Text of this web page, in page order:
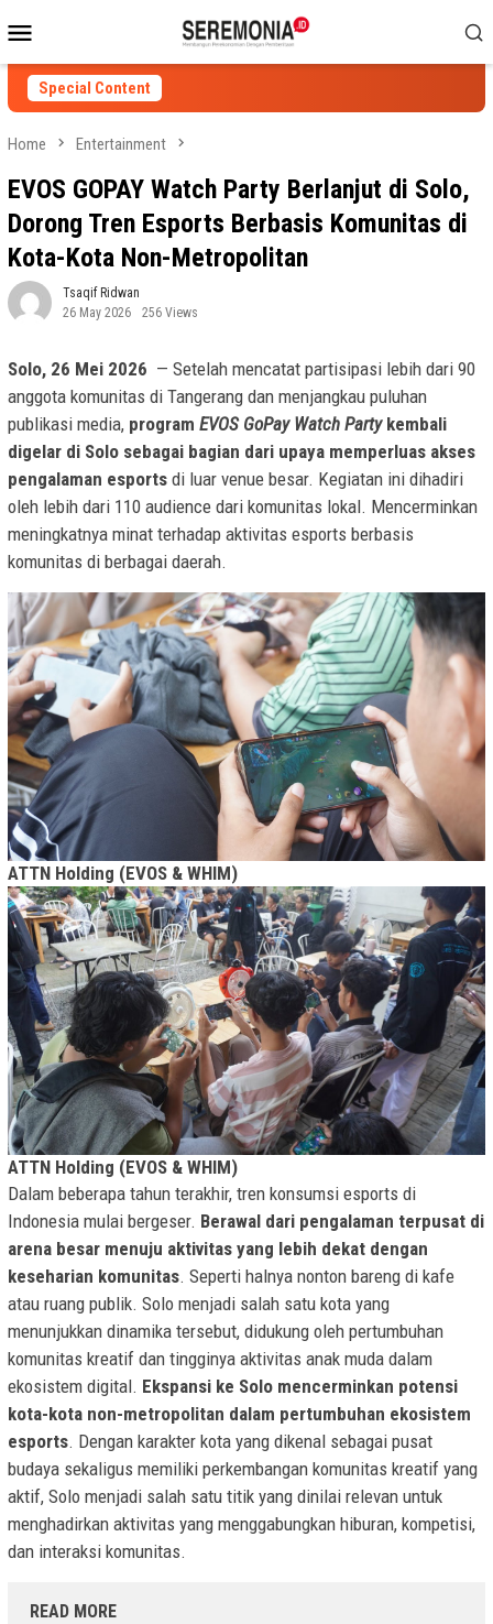
to
contentMenu
Special Content
Home Entertainment
EVOS GOPAY Watch Party Berlanjut di Solo,
Dorong Tren Esports Berbasis Komunitas di
Kota-Kota Non-Metropolitan
Tsaqif Ridwan
26 May 2026
256 Views
Solo, 26 Mei 2026 — Setelah mencatat partisipasi lebih dari 90
anggota komunitas di Tangerang dan menjangkau puluhan
publikasi media, program EVOS GoPay Watch Partykembali
digelar di Solo sebagai bagian dari upaya memperluas akses
pengalaman esports di luar venue besar. Kegiatan ini dihadiri
oleh lebih dari 110 audience dari komunitas lokal. Mencerminkan
meningkatnya minat terhadap aktivitas esports berbasis
komunitas di berbagai daerah.
ATTN Holding (EVOS & WHIM)
ATTN Holding (EVOS & WHIM)
Dalam beberapa tahun terakhir, tren konsumsi esports di
Indonesia mulai bergeser. Berawal dari pengalaman terpusat di
arena besar menuju aktivitas yang lebih dekat dengan
keseharian komunitas. Seperti halnya nonton bareng di kafe
atau ruang publik. Solo menjadi salah satu kota yang
menunjukkan dinamika tersebut, didukung oleh pertumbuhan
komunitas kreatif dan tingginya aktivitas anak muda dalam
ekosistem digital. Ekspansi ke Solo mencerminkan potensi
kota-kota non-metropolitan dalam pertumbuhan ekosistem
esports. Dengan karakter kota yang dikenal sebagai pusat
budaya sekaligus memiliki perkembangan komunitas kreatif yang
aktif, Solo menjadi salah satu titik yang dinilai relevan untuk
menghadirkan aktivitas yang menggabungkan hiburan, kompetisi,
dan interaksi komunitas.
READ MORE